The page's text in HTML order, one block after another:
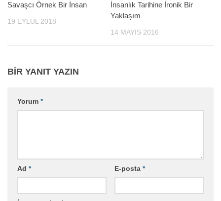
Savaşcı Örnek Bir İnsan
19 EYLÜL 2018
İnsanlık Tarihine İronik Bir
Yaklaşım
14 MAYIS 2016
BIR YANIT YAZIN
Yorum *
Ad * E-posta *